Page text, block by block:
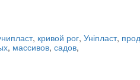
, кривой рог, Уніпласт,
, массивов, садов,